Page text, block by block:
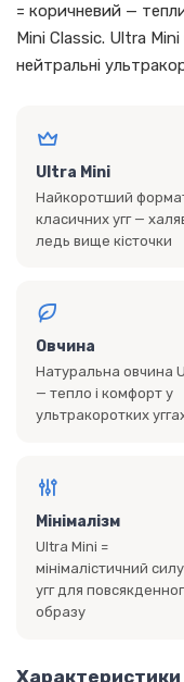
= коричневий —
Mini Classic. Ultra Mini
нейтральні
Ultra Mini
Найкоротший
класичних угг —
ледь вище кісточки
Овчина
Натуральна овчина
— тепло і комфорт у
ультракоротких
Мінімалізм
Ultra Mini =
мінімалістичний
угг для
образу
Характеристики